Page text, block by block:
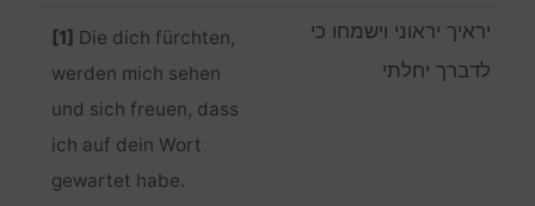
[1] Die dich fürchten,
werden mich sehen
und sich freuen, dass
ich auf dein Wort
gewartet habe.
יראיך יראוני וישמחו כי
לדברך יחלתי